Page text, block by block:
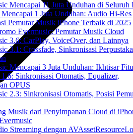
Mencapai 11 Juta Unduhan di Seluruh
1 Juta Unduhan: Audio Hi-Res
Pemutar Musik iPhone Terbaik di 2025
Evermusic: Pemutar Musik Cloud
3.6: CarPlay, VoiceOver, dan Lainnya
3.1: Crossfade, Sinkronisasi
Mencapai 3 Juta Unduhan: Ikhtisar
Sinkronisasi Otomatis, Equalizer,
OPUS
2.3: Sinkronisasi Otomatis, Posisi
Musik dari Penyimpanan Cloud di
Streaming dengan